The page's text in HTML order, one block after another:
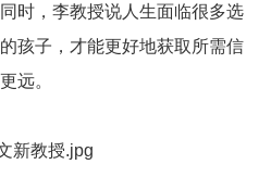
时，李教授说人生面临很多选
孩子，才能更好地获取所需信
远。